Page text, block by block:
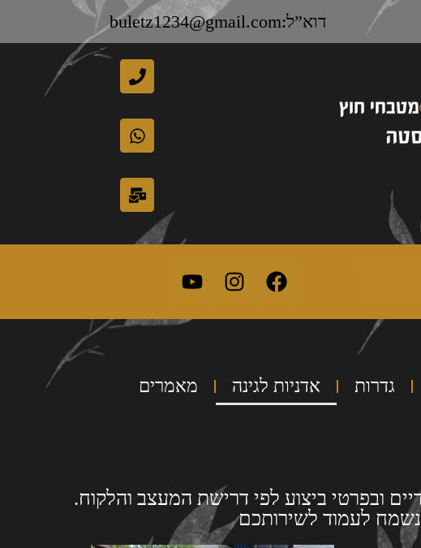
דוא”ל:buletz1234@gmail.com
גדרות אדניות לגינה מאמרים
ובפרטי ביצוע לפי דרישת המעצב והלקוח.
נשמח לעמוד לשירותכם